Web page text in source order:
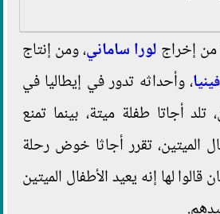
إخراج لورا ساماني، ومن إنتاج
، وأحداثه تدور في إيطاليا في
تلد أجاتا طفلة ميتة، بينما تمنع
الميتين، تقرر أجاثا خوض رحلة
لها إنه يعيد الأطفال الميتين